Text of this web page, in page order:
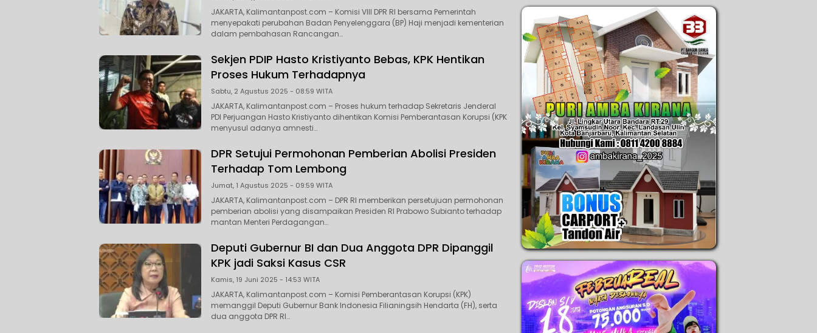
JAKARTA, Kalimantanpost.com – Komisi VIII DPR RI bersama Pemerintah
menyepakati perubahan Badan Penyelenggara (BP) Haji menjadi kementerian
dalam pembahasan Rancangan…
Sekjen PDIP Hasto Kristiyanto Bebas, KPK Hentikan
Proses Hukum Terhadapnya
Sabtu, 2 Agustus 2025 - 08:59 WITA
JAKARTA, Kalimantanpost.com – Proses hukum terhadap Sekretaris Jenderal
PDI Perjuangan Hasto Kristiyanto dihentikan Komisi Pemberantasan Korupsi (KPK
menyusul adanya amnesti…
DPR Setujui Permohonan Pemberian Abolisi Presiden
Terhadap Tom Lembong
Jumat, 1 Agustus 2025 - 09:59 WITA
JAKARTA, Kalimantanpost.com – DPR RI memberikan persetujuan permohonan
pemberian abolisi yang disampaikan Presiden RI Prabowo Subianto terhadap
mantan Menteri Perdagangan…
Deputi Gubernur BI dan Dua Anggota DPR Dipanggil
KPK jadi Saksi Kasus CSR
Kamis, 19 Juni 2025 - 14:53 WITA
JAKARTA, Kalimantanpost.com – Komisi Pemberantasan Korupsi (KPK)
memanggil Deputi Gubernur Bank Indonesia Filianingsih Hendarta (FH), serta
dua anggota DPR RI…